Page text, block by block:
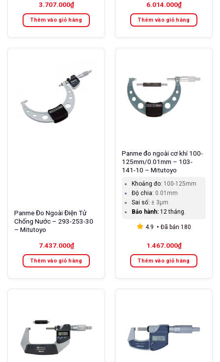
3.707.000₫
Thêm vào giỏ hàng
6.014.000₫
Thêm vào giỏ hàng
Panme Đo Ngoài Điện Tử
Chống Nước – 293-253-30
– Mitutoyo
7.437.000₫
Thêm vào giỏ hàng
Panme đo ngoài cơ khí 100-
125mm/0.01mm – 103-
141-10 – Mitutoyo
Khoảng đo: 100-125mm
Độ chia: 0.01mm
Sai số:± 3µm
Bảo hành: 12 tháng.
4.9 Đã bán 180
1.467.000₫
Thêm vào giỏ hàng